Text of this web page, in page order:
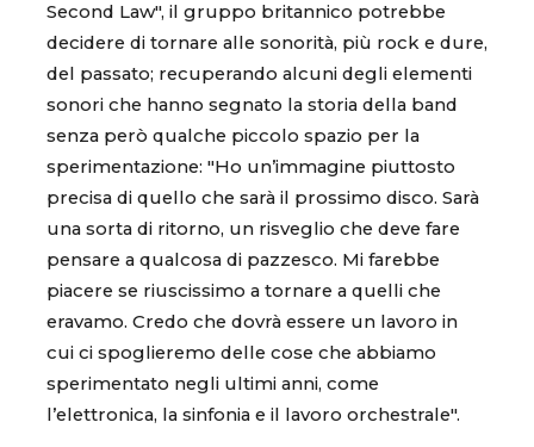
Second Law", il gruppo britannico potrebbe
decidere di tornare alle sonorità, più rock e dure,
del passato; recuperando alcuni degli elementi
sonori che hanno segnato la storia della band
senza però qualche piccolo spazio per la
sperimentazione: "Ho un’immagine piuttosto
precisa di quello che sarà il prossimo disco. Sarà
una sorta di ritorno, un risveglio che deve fare
pensare a qualcosa di pazzesco. Mi farebbe
piacere se riuscissimo a tornare a quelli che
eravamo. Credo che dovrà essere un lavoro in
cui ci spoglieremo delle cose che abbiamo
sperimentato negli ultimi anni, come
l’elettronica, la sinfonia e il lavoro orchestrale".